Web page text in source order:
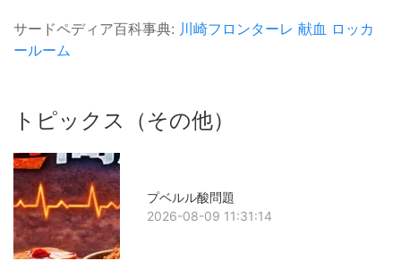
サードペディア百科事典: 川崎フロンターレ 献血 ロッカ
ールーム
トピックス（その他）
プベルル酸問題
2026-08-09 11:31:14